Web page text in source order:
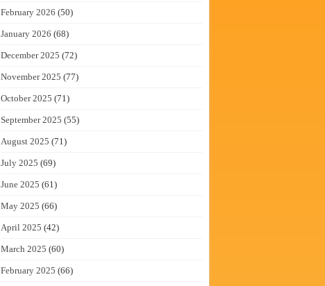
February 2026 (50)
January 2026 (68)
December 2025 (72)
November 2025 (77)
October 2025 (71)
September 2025 (55)
August 2025 (71)
July 2025 (69)
June 2025 (61)
May 2025 (66)
April 2025 (42)
March 2025 (60)
February 2025 (66)